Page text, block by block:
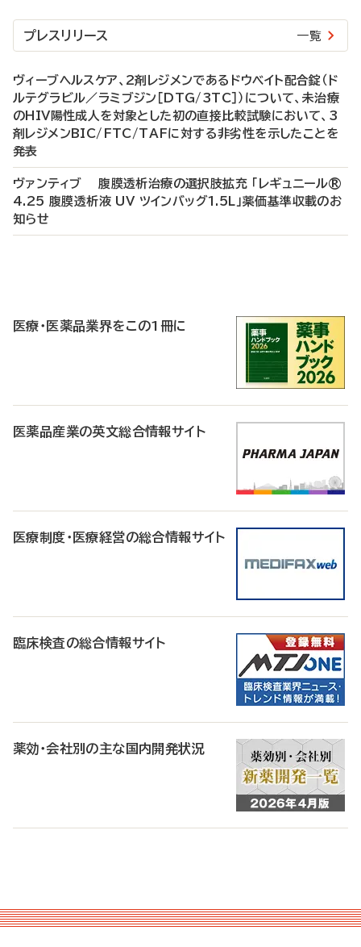
プレスリリース 一覧
ヴィーブヘルスケア、2剤レジメンであるドウベイト配合錠（ド
ルテグラビル／ラミブジン［DTG/3TC］）について、未治療
のHIV陽性成人を対象とした初の直接比較試験において、3
剤レジメンBIC/FTC/TAFに対する非劣性を示したことを
発表
ヴァンティブ 腹膜透析治療の選択肢拡充 「レギュニール®
4.25 腹膜透析液 UV ツインバッグ1.5L」薬価基準収載のお
知らせ
医療・医薬品業界をこの1冊に
医薬品産業の英文総合情報サイト
医療制度・医療経営の総合情報サイト
臨床検査の総合情報サイト
薬効・会社別の主な国内開発状況